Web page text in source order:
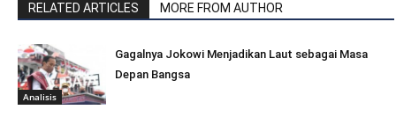
RELATED ARTICLES MORE FROM AUTHOR
Analisis
Gagalnya Jokowi Menjadikan Laut sebagai Masa
Depan Bangsa